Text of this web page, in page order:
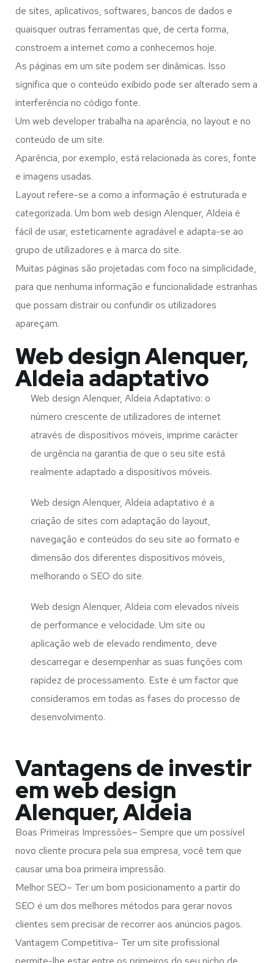
de sites, aplicativos, softwares, bancos de dados e
quaisquer outras ferramentas que, de certa forma,
constroem a internet como a conhecemos hoje.
As páginas em um site podem ser dinâmicas. Isso
significa que o conteúdo exibido pode ser alterado sem a
interferência no código fonte.
Um web developer trabalha na aparência, no layout e no
conteúdo de um site.
Aparência, por exemplo, está relacionada às cores, fonte
e imagens usadas.
Layout refere-se a como a informação é estruturada e
categorizada. Um bom web design Alenquer, Aldeia é
fácil de usar, esteticamente agradável e adapta-se ao
grupo de utilizadores e à marca do site.
Muitas páginas são projetadas com foco na simplicidade,
para que nenhuma informação e funcionalidade estranhas
que possam distrair ou confundir os utilizadores
apareçam.
Web design Alenquer,
Aldeia adaptativo
Web design Alenquer, Aldeia Adaptativo: o
número crescente de utilizadores de internet
através de dispositivos móveis, imprime carácter
de urgência na garantia de que o seu site está
realmente adaptado a dispositivos móveis.
Web design Alenquer, Aldeia adaptativo é a
criação de sites com adaptação do layout,
navegação e conteúdos do seu site ao formato e
dimensão dos diferentes dispositivos móveis,
melhorando o SEO do site.
Web design Alenquer, Aldeia com elevados níveis
de performance e velocidade. Um site ou
aplicação web de elevado rendimento, deve
descarregar e desempenhar as suas funções com
rapidez de processamento. Este é um factor que
consideramos em todas as fases do processo de
desenvolvimento.
Vantagens de investir
em web design
Alenquer, Aldeia
Boas Primeiras Impressões– Sempre que um possível
novo cliente procura pela sua empresa, você tem que
causar uma boa primeira impressão.
Melhor SEO– Ter um bom posicionamento a partir do
SEO é um dos melhores métodos para gerar novos
clientes sem precisar de recorrer aos anúncios pagos.
Vantagem Competitiva– Ter um site profissional